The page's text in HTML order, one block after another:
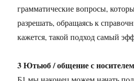
грамматические вопросы,
разрешать, обращаясь к
кажется, такой подход самый
3 Ютьюб / общение с